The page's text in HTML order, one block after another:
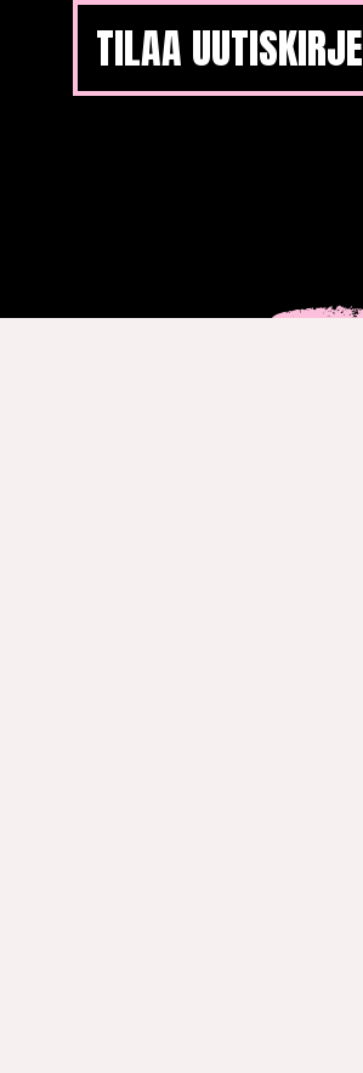
TILAA UUTISKIRJE